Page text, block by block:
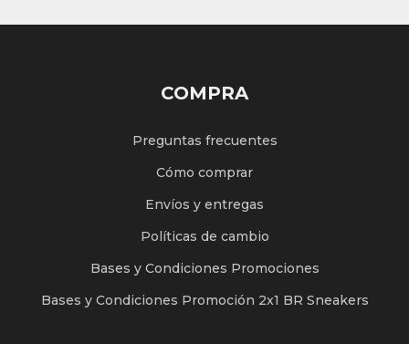
COMPRA
Preguntas frecuentes
Cómo comprar
Envíos y entregas
Políticas de cambio
Bases y Condiciones Promociones
Bases y Condiciones Promoción 2x1 BR Sneakers